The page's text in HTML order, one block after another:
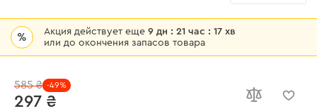
% Акция действует еще9 дн : 21 час : 17 хв
или до окончения запасов товара
297 ₴
585 ₴ -49%